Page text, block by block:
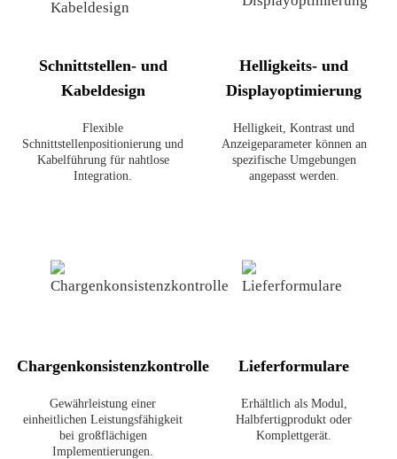
Schnittstellen- und
Kabeldesign
Flexible
Schnittstellenpositionierung und
Kabelführung für nahtlose
Integration.
Helligkeits- und
Displayoptimierung
Helligkeit, Kontrast und
Anzeigeparameter können an
spezifische Umgebungen
angepasst werden.
Chargenkonsistenzkontrolle
Gewährleistung einer
einheitlichen Leistungsfähigkeit
bei großflächigen
Implementierungen.
Lieferformulare
Erhältlich als Modul,
Halbfertigprodukt oder
Komplettgerät.